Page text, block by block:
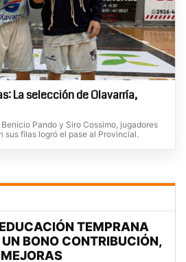
La selección de Olavarría,
Pando y Siro Cossimo, jugadores
sus filas logró el pase al Provincial.